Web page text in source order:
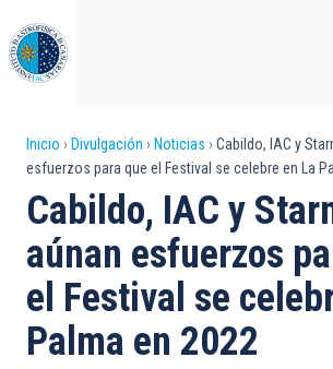
al
contenido
principal
Sobrescribir
enlaces
de
ayuda
a
la
Inicio Divulgación Noticias
Cabildo, IAC y
esfuerzos para que el Festival se celebre en La
Cabildo, IAC y
aúnan esfuerzos
el Festival se
Palma en 2022